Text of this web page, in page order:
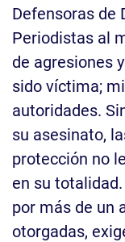
Defensoras de
Periodistas al
de agresiones
sido víctima;
autoridades.
su asesinato,
protección no
en su
por más de un
otorgadas,